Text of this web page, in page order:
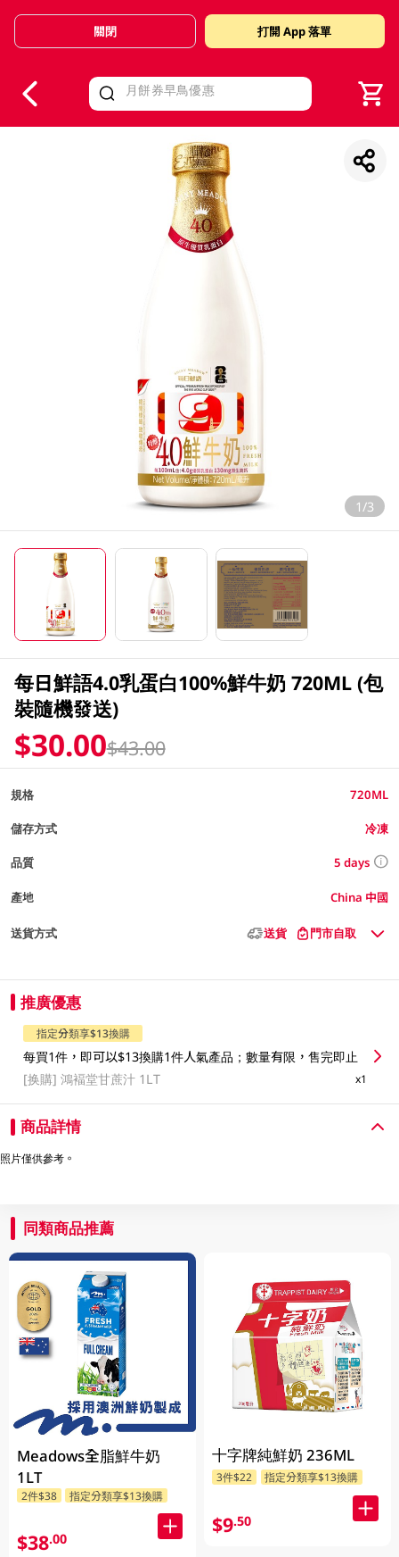
Valid Until 30 June 2026
關閉 打開 App 落單
1/3
每日鮮語4.0乳蛋白100%鮮牛奶 720ML (包
裝隨機發送)
$30.00$43.00
規格 720ML
儲存方式 冷凍
品質 5 days
產地 China 中國
送貨方式 送貨 門市自取
推廣優惠
指定分類享$13換購
每買1件，即可以$13換購1件人氣產品；數量有限，售完即止
[换購]鴻褔堂甘蔗汁 1LT x1
商品詳情
照片僅供參考。
同類商品推薦
Meadows全脂鮮牛奶
1LT
2件$38 指定分類享$13換購
$38.00
十字牌純鮮奶 236ML
3件$22 指定分類享$13換購
$9.50